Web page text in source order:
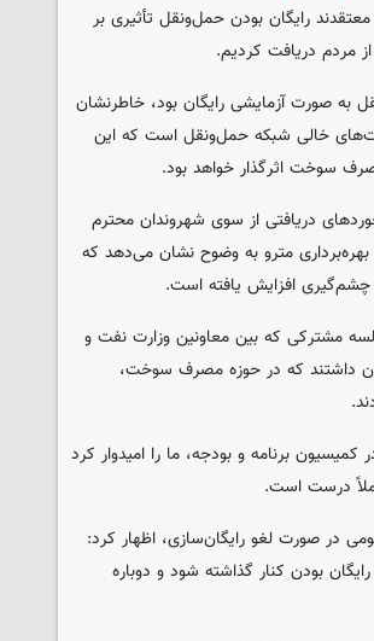
رایگان بودن حمل‌ونقل تأثیری بر
مردم دریافت کردیم.
به صورت آزمایشی رایگان بود، خاطرنشان
خالی شبکه حمل‌ونقل است که این
سوخت اثرگذار خواهد بود.
دریافتی از سوی شهروندان محترم
مترو به وضوح نشان می‌دهد که
افزایش یافته است.
مشترکی که بین معاونین وزارت نفت و
داشتند که در حوزه مصرف سوخت،
برنامه و بودجه، ما را امیدوار کرد
درست است.
در صورت لغو رایگان‌سازی، اظهار کرد:
بودن کنار گذاشته شود و دوباره